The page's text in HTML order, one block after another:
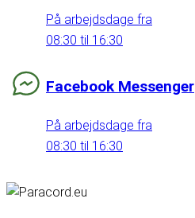
På arbejdsdage fra
08:30 til 16:30
Facebook Messenger
På arbejdsdage fra
08:30 til 16:30